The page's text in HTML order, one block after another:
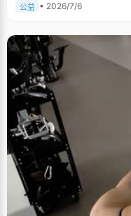
公益 • 2026/7/6